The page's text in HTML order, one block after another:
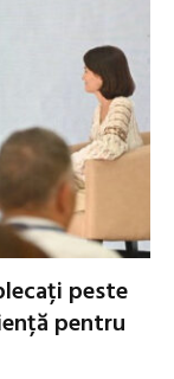
peste
pentru